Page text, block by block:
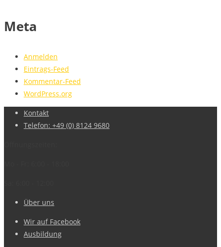
Meta
Anmelden
Eintrags-Feed
Kommentar-Feed
WordPress.org
Kontakt
Telefon: +49 (0) 8124 9680
Über uns
Wir auf Facebook
Ausbildung